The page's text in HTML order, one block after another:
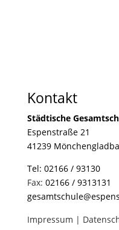
Kontakt
Städtische
Espenstraße 21
41239
Tel: 02166 / 93130
Fax: 02166 / 9313131
Impressum |